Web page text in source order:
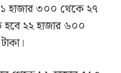
হাজার ৩০০ থেকে ২৭
হবে ২২ হাজার ৬০০